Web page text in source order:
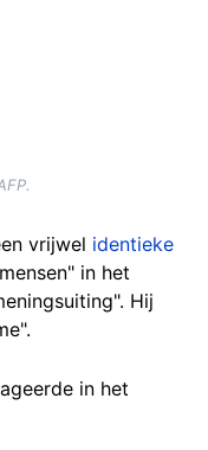
vrijwel identieke
in het
Hij
in het